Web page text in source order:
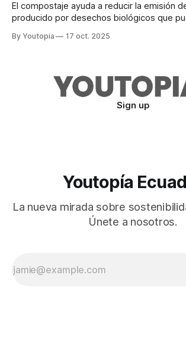
El compostaje ayuda a reducir la emisión
producido por desechos biológicos que
By Youtopia 17 oct. 2025
Sign up
Youtopía
La nueva mirada sobre
Únete a nosotros.